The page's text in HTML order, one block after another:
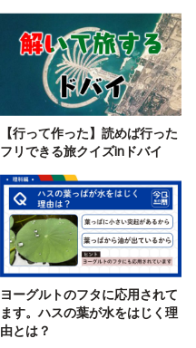
【行って作った】読めば行った
フリできる旅クイズinドバイ
ヨーグルトのフタに応用されて
ます。ハスの葉が水をはじく理
由とは？